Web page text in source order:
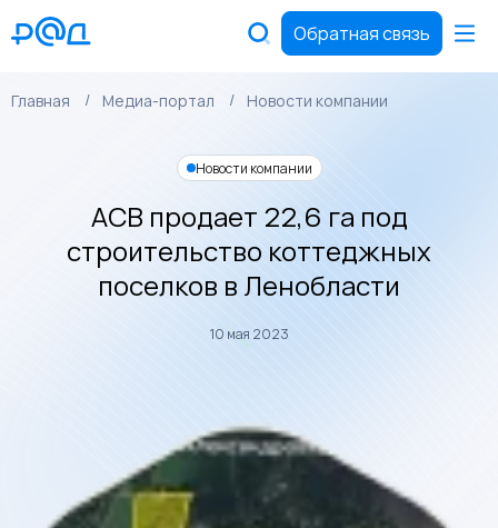
Обратная связь
Главная Медиа-портал Новости компании
Новости компании
АСВ продает 22,6 га под
строительство коттеджных
поселков в Ленобласти
10 мая 2023